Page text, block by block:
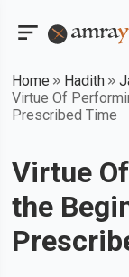
Home Hadith
Virtue Of
Prescribed Time
Virtue
the